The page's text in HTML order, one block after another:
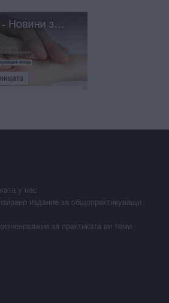
у нас
издание за общопрактикуващи
за практиката ви теми